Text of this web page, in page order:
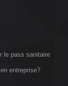
le pass sanitaire
entreprise?